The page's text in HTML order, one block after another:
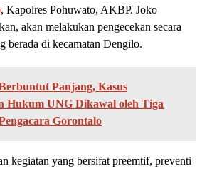
, Kapolres Pohuwato, AKBP. Joko
akan melakukan pengecekan secara
berada di kecamatan Dengilo.
Panjang, Kasus
Hukum UNG Dikawal oleh Tiga
Gorontalo
kegiatan yang bersifat preemtif, preventi